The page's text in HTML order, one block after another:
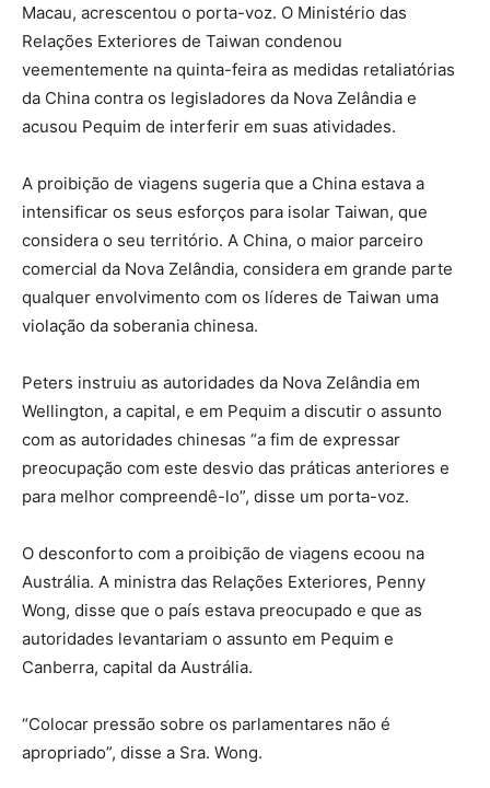
Macau, acrescentou o porta-voz. O Ministério das
Relações Exteriores de Taiwan condenou
veementemente na quinta-feira as medidas retaliatórias
da China contra os legisladores da Nova Zelândia e
acusou Pequim de interferir em suas atividades.
A proibição de viagens sugeria que a China estava a
intensificar os seus esforços para isolar Taiwan, que
considera o seu território. A China, o maior parceiro
comercial da Nova Zelândia, considera em grande parte
qualquer envolvimento com os líderes de Taiwan uma
violação da soberania chinesa.
Peters instruiu as autoridades da Nova Zelândia em
Wellington, a capital, e em Pequim a discutir o assunto
com as autoridades chinesas “a fim de expressar
preocupação com este desvio das práticas anteriores e
para melhor compreendê-lo”, disse um porta-voz.
O desconforto com a proibição de viagens ecoou na
Austrália. A ministra das Relações Exteriores, Penny
Wong, disse que o país estava preocupado e que as
autoridades levantariam o assunto em Pequim e
Canberra, capital da Austrália.
“Colocar pressão sobre os parlamentares não é
apropriado”, disse a Sra. Wong.